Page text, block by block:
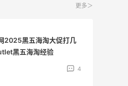
更多＞
2025黑五海淘大促打几
黑五海淘经验
4